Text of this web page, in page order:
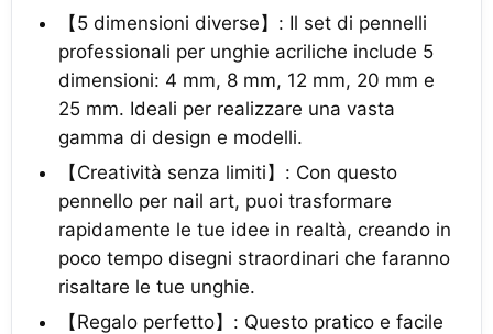
【5 dimensioni diverse】: Il set di pennelli
professionali per unghie acriliche include 5
dimensioni: 4 mm, 8 mm, 12 mm, 20 mm e
25 mm. Ideali per realizzare una vasta
gamma di design e modelli.
【Creatività senza limiti】: Con questo
pennello per nail art, puoi trasformare
rapidamente le tue idee in realtà, creando in
poco tempo disegni straordinari che faranno
risaltare le tue unghie.
【Regalo perfetto】: Questo pratico e facile